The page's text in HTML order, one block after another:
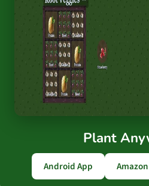
Plant
Android App